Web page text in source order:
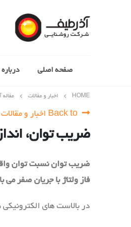
صفحه اصلی درباره
HOME اخبار و مقالات
ضریب توان،
فاز ولتاژ با جریان صفر می
در بالاست های الکترونیکی هر قدر ضریب توان به ۱ نزدیکتر باشد،